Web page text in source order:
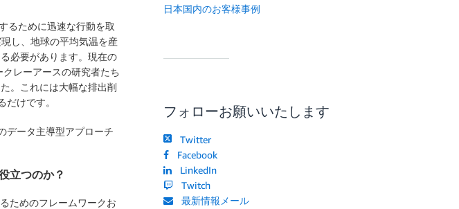
るために迅速な行動を取
し、地球の平均気温を産
必要があります。現在の
レーアースの研究者たち
。これには大幅な排出削
けです。
データ主導型アプローチ
立つのか？
ためのフレームワークお
日本国内のお客様事例
フォローお願いいたします
Twitter
Facebook
LinkedIn
Twitch
最新情報メール